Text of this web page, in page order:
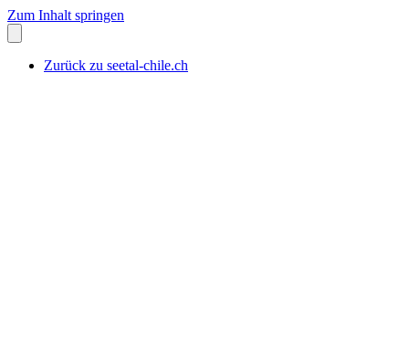
Zum Inhalt springen
Zurück zu seetal-chile.ch